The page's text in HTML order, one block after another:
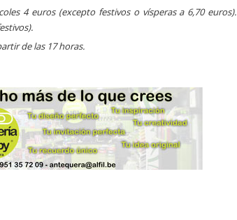
4 euros (excepto festivos o vísperas a 6,70 euros).
de las 17 horas.